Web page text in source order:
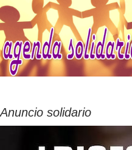
Anuncio solidario